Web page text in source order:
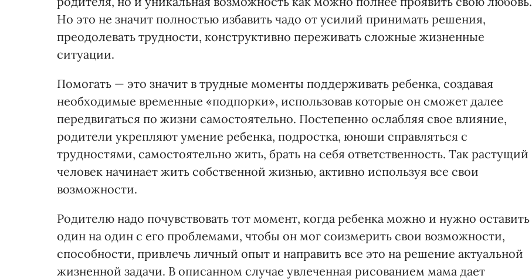
Но это не значит полностью избавить чадо от усилий принимать решения,
преодолевать трудности, конструктивно переживать сложные жизненные
ситуации.
Помогать — это значит в трудные моменты поддерживать ребенка, создавая
необходимые временные «подпорки», использовав которые он сможет далее
передвигаться по жизни самостоятельно. Постепенно ослабляя свое влияние,
родители укрепляют умение ребенка, подростка, юноши справляться с
трудностями, самостоятельно жить, брать на себя ответственность. Так растущий
человек начинает жить собственной жизнью, активно используя все свои
возможности.
Родителю надо почувствовать тот момент, когда ребенка можно и нужно оставить
один на один с его проблемами, чтобы он мог соизмерить свои возможности,
способности, привлечь личный опыт и направить все это на решение актуальной
жизненной задачи. В описанном случае увлеченная рисованием мама дает